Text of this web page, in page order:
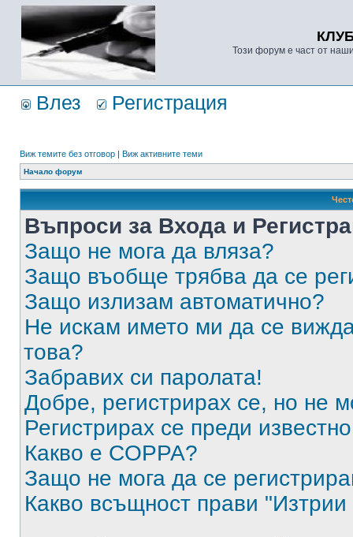
Този форум е част от
Влез Регистрация
Виж темите без отговор | Виж активните теми
Начало форум
Въпроси за Входа и
Защо не мога да вляза?
Защо въобще трябва да се
Защо излизам автоматично?
Не искам името ми да се
това?
Забравих си паролата!
Добре, регистрирах се, но не
Регистрирах се преди
Какво е COPPA?
Защо не мога да се
Какво всъщност прави "Изтрии